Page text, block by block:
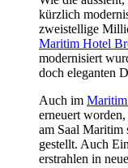
kürzlich
zweistellige
Maritim Hotel
modernisiert
doch eleganten
Auch im
erneuert
am Saal Maritim
gestellt. Auch
erstrahlen in